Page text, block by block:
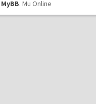
MyBB. Mu Online